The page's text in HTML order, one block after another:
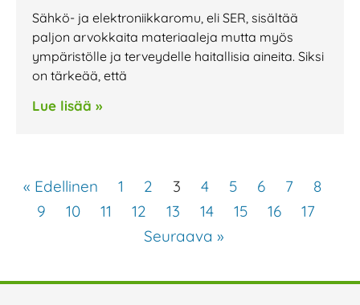
Sähkö- ja elektroniikkaromu, eli SER, sisältää
paljon arvokkaita materiaaleja mutta myös
ympäristölle ja terveydelle haitallisia aineita. Siksi
on tärkeää, että
Lue lisää »
« Edellinen 1 2 3 4 5 6 7
8
9
10 11 12 13 14 15 16
17
Seuraava »